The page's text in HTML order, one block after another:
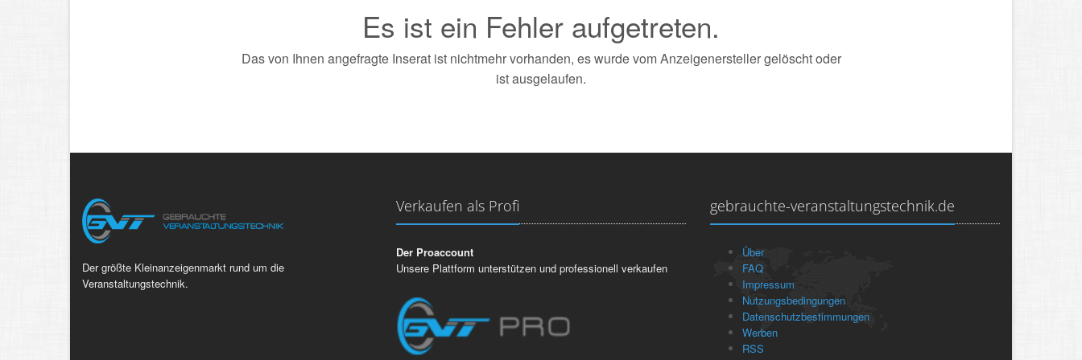
Es ist ein Fehler aufgetreten.
Das von Ihnen angefragte Inserat ist nichtmehr vorhanden, es wurde vom Anzeigenersteller gelöscht oder
ist ausgelaufen.
Der größte Kleinanzeigenmarkt rund um die
Veranstaltungstechnik.
Verkaufen als Profi
Der Proaccount
Unsere Plattform unterstützen und professionell verkaufen
gebrauchte-veranstaltungstechnik.de
Über
FAQ
Impressum
Nutzungsbedingungen
Datenschutzbestimmungen
Werben
RSS